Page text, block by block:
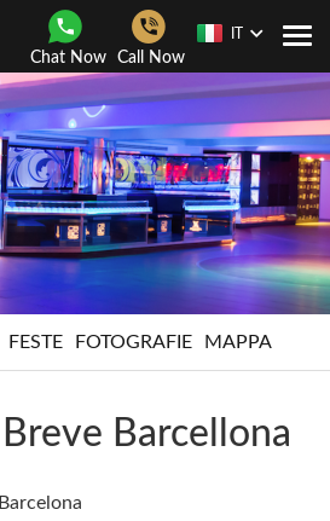
Chat Now Call Now
FESTE FOTOGRAFIE MAPPA
Barcellona